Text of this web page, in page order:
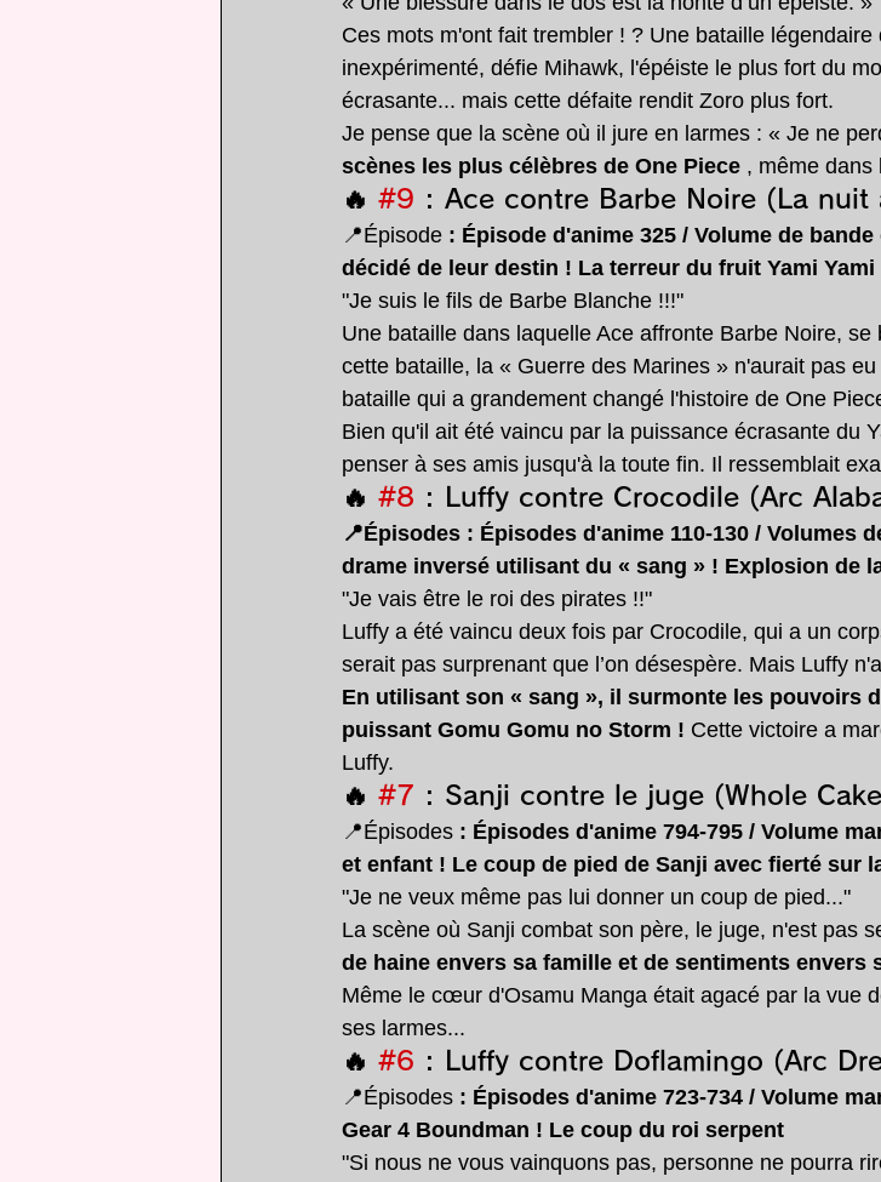
Ces mots m'ont fait trembler ! ? Une bataille
inexpérimenté, défie Mihawk, l'épéiste le plus fort du
écrasante... mais cette défaite rendit Zoro plus fort.
Je pense que la scène où il jure en larmes : « Je ne
scènes les plus célèbres de One Piece , même dans
🔥 #9 : Ace contre Barbe Noire (La nuit
📍Épisode : Épisode d'anime 325 / Volume de bande
décidé de leur destin ! La terreur du fruit Yami Yami
"Je suis le fils de Barbe Blanche !!!"
Une bataille dans laquelle Ace affronte Barbe Noire,
cette bataille, la « Guerre des Marines » n'aurait pas
bataille qui a grandement changé l'histoire de One
Bien qu'il ait été vaincu par la puissance écrasante du
penser à ses amis jusqu'à la toute fin. Il ressemblait
🔥 #8 : Luffy contre Crocodile (Arc
📍Épisodes : Épisodes d'anime 110-130 / Volumes
drame inversé utilisant du « sang » ! Explosion de
"Je vais être le roi des pirates !!"
Luffy a été vaincu deux fois par Crocodile, qui a un
serait pas surprenant que l’on désespère. Mais Luffy
En utilisant son « sang », il surmonte les pouvoirs
puissant Gomu Gomu no Storm ! Cette victoire a
Luffy.
🔥 #7 : Sanji contre le juge (Whole
📍Épisodes : Épisodes d'anime 794-795 / Volume
et enfant ! Le coup de pied de Sanji avec fierté sur
"Je ne veux même pas lui donner un coup de pied..."
La scène où Sanji combat son père, le juge, n'est pas
de haine envers sa famille et de sentiments envers
Même le cœur d'Osamu Manga était agacé par la vue
ses larmes...
🔥 #6 : Luffy contre Doflamingo (Arc
📍Épisodes : Épisodes d'anime 723-734 / Volume
Gear 4 Boundman ! Le coup du roi serpent
"Si nous ne vous vainquons pas, personne ne pourra